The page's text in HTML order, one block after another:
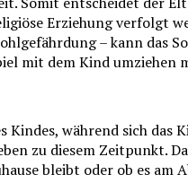
Erziehung verfolgt
– kann das
mit dem Kind
Kindes, während sich
zu diesem Zeitpunkt.
bleibt oder ob es am